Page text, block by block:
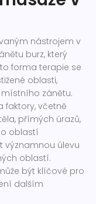
nástrojem v
burz, který
forma terapie se
oblasti,
zánětu.
faktory, včetně
přímých úrazů,
oblastí
významnou úlevu
oblastí.
být klíčové pro
dalším